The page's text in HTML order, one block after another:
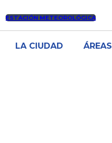
ESTACIÓN METEOROLÓGICA
LA CIUDAD ÁREAS